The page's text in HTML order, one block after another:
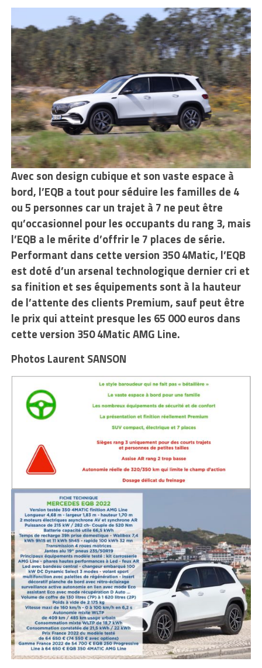
Avec son design cubique et son vaste espace à
bord, l’EQB a tout pour séduire les familles de 4
ou 5 personnes car un trajet à 7 ne peut être
qu’occasionnel pour les occupants du rang 3, mais
l’EQB a le mérite d’offrir le 7 places de série.
Performant dans cette version 350 4Matic, l’EQB
est doté d’un arsenal technologique dernier cri et
sa finition et ses équipements sont à la hauteur
de l’attente des clients Premium, sauf peut être
le prix qui atteint presque les 65 000 euros dans
cette version 350 4Matic AMG Line.
Photos Laurent SANSON